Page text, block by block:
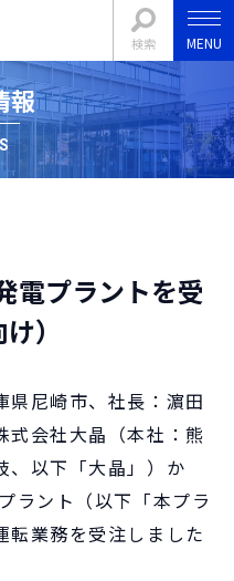
検索 MENU
報
電プラントを受
）
県尼崎市、社長：濵田
式会社大晶（本社：熊
、以下「大晶」）か
ラント（以下「本プラ
転業務を受注しました